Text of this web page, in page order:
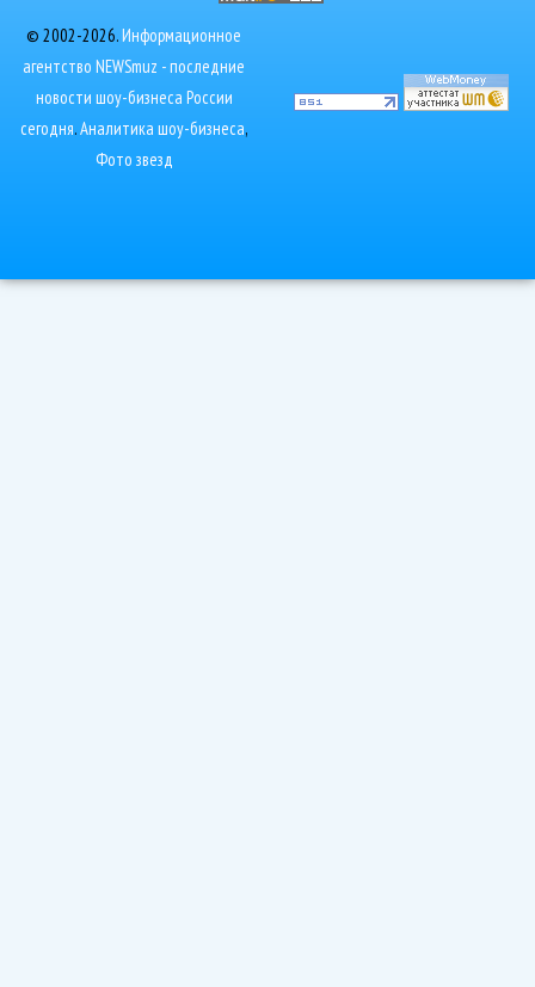
© 2002-2026.Информационное
агентство NEWSmuz - последние
новости шоу-бизнеса России
сегодня.Аналитика шоу-бизнеса,
Фото звезд